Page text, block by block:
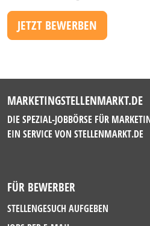
JETZT BEWERBEN
MARKETINGSTELLENMARKT.DE
DIE SPEZIAL-JOBBÖRSE FÜR
EIN SERVICE VON STELLENMARKT.DE
FÜR BEWERBER
STELLENGESUCH AUFGEBEN